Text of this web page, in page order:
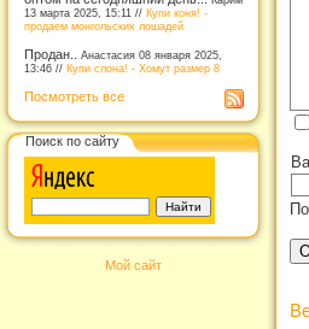
13 марта 2025, 15:11 // Купи коня! -
продаем монгольских лошадей
Продан.. Анастасия 08 января 2025,
13:46 // Купи слона! - Хомут размер 8
Посмотреть все
Поиск по сайту
Мой сайт